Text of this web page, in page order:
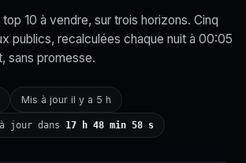
10 à vendre, sur trois horizons. Cinq
publics, recalculées chaque nuit à 00:05
sans promesse.
Mis à jour il y a 5 h
jour dans 17 h 48 min 57 s